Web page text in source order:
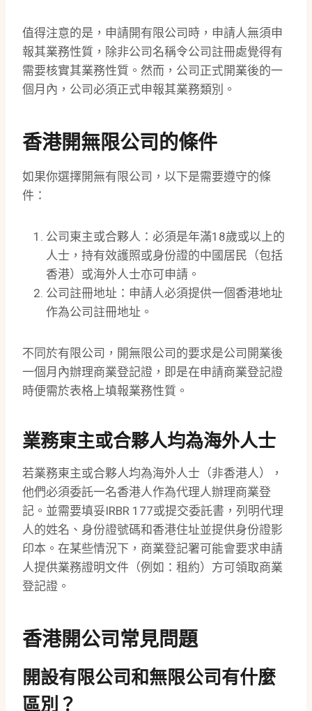
值得注意的是，申請開有限公司時，申請人無須申
報其業務性質，除非公司名稱令公司註冊處覺得有
需要核實其業務性質。然而，公司正式開業後的一
個月內，公司必須正式申報其業務類別。
香港開無限公司的條件
如果你選擇開無有限公司，以下是需要遵守的條
件：
公司東主或合夥人：必須是年滿18歲或以上的
人士，持有效護照或身份證的中國居民（包括
香港）或海外人士亦可申請。
公司註冊地址：申請人必須提供一個香港地址
作為公司註冊地址。
不同於有限公司，開無限公司的要求是公司開業後
一個月內辦理商業登記證，即是在申請商業登記證
時便需於表格上填報業務性質。
業務東主或合夥人均為海外人士
若業務東主或合夥人均為海外人士（非香港人），
他們必須委託一名香港人作為代理人辦理商業登
記。並需要填妥IRBR 177或提交委託書，列明代理
人的姓名、身份證號碼和香港住址並提供身份證影
印本。在某些情況下，商業登記署可能會要求申請
人提供業務證明文件（例如：租約）方可領取商業
登記證。
香港開公司常見問題
開設有限公司和無限公司有什麼
區別？